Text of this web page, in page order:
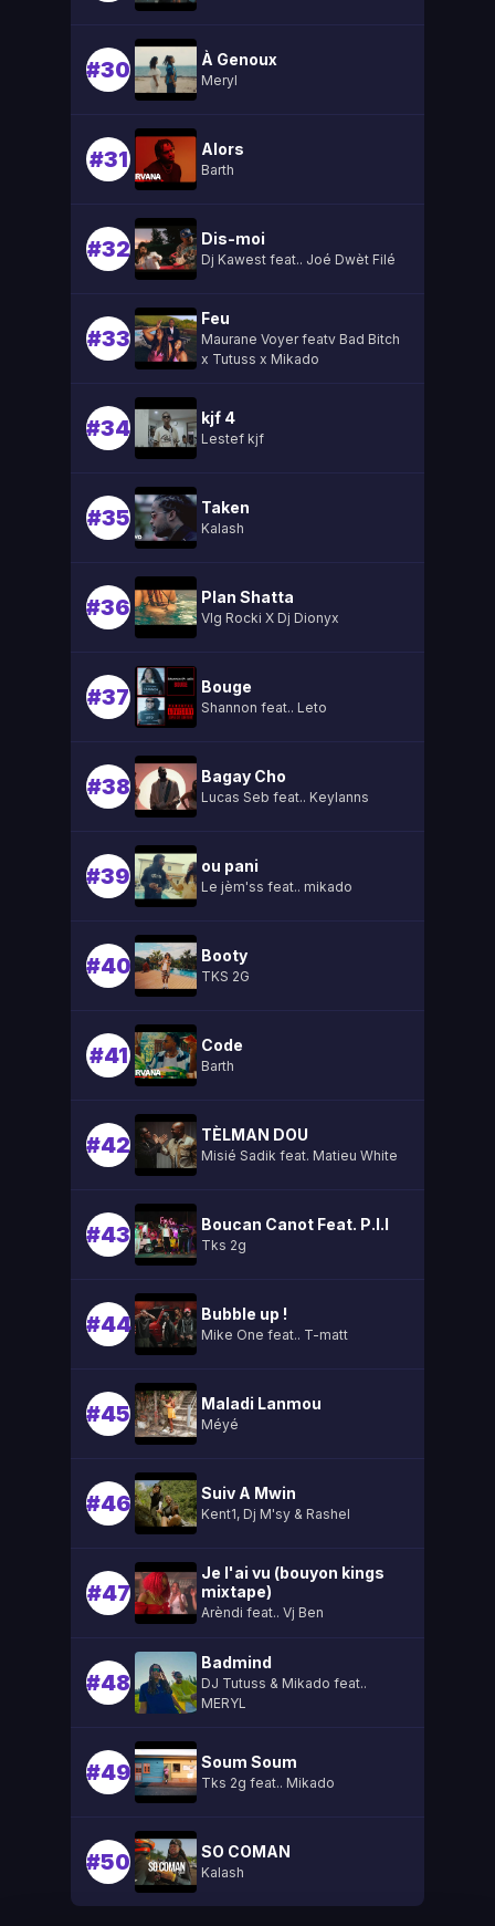
#30 À Genoux
Meryl
#31 Alors
Barth
#32 Dis-moi
Dj Kawest feat.. Joé Dwèt Filé
#33
Feu
Maurane Voyer featv Bad Bitch
x Tutuss x Mikado
#34 kjf 4
Lestef kjf
#35 Taken
Kalash
#36 Plan Shatta
Vlg Rocki X Dj Dionyx
#37 Bouge
Shannon feat.. Leto
#38 Bagay Cho
Lucas Seb feat.. Keylanns
#39 ou pani
Le jèm'ss feat.. mikado
#40 Booty
TKS 2G
#41 Code
Barth
#42 TÈLMAN DOU
Misié Sadik feat. Matieu White
#43 Boucan Canot Feat. P.l.l
Tks 2g
#44 Bubble up !
Mike One feat.. T-matt
#45 Maladi Lanmou
Méyé
#46 Suiv A Mwin
Kent1, Dj M'sy & Rashel
#47
Je l'ai vu (bouyon kings
mixtape)
Arèndi feat.. Vj Ben
#48
Badmind
DJ Tutuss & Mikado feat..
MERYL
#49 Soum Soum
Tks 2g feat.. Mikado
#50 SO COMAN
Kalash